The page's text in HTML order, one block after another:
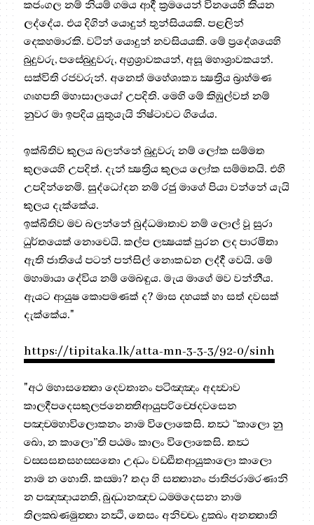
කජංගල නම් නියම් ගමය ආදී ක්‍රමයෙන් විනයෙහි කියන
ලද්දේය. එය දිගින් යොදුන් තුන්සියයකි. පළලින්
දෙකහමාරකි. වටින් යොදුන් නවසියයකි. මේ ප්‍රදේශයෙහි
බුදුවරු, පසේබුදුවරු, අග්‍රශ්‍රාවකයන්, අසූ මහාශ්‍රාවකයන්.
සක්විති රජවරුන්. අනෙත් මහේශාක්‍ය ක්‍ෂත්‍රිය බ්‍රාහ්මණ
ගෘහපති මහාසාලයෝ උපදිති. මෙහි මේ කිඹුල්වත් නම්
නුවර මා ඉපදිය යුතුයැයි නිෂ්ටාවට ගියේය.
ඉක්බිතිව කුලය බලන්නේ බුදුවරු නම් ලෝක සම්මත
කුලයෙහි උපදිත්. දැන් ක්‍ෂත්‍රිය කුලය ලෝක සම්මතයි. එහි
උපදින්නෙමි. සුද්ධෝදන නම් රජු මාගේ පියා වන්නේ යැයි
කුලය දැක්කේය.
ඉක්බිතිව මව බලන්නේ බුද්ධමාතාව නම් ලොල් වූ සුරා
ධුර්තයෙක් නොවෙයි. කල්ප ලක්‍ෂයක් පුරන ලද පාරමිතා
ඇති ජාතියේ පටන් පන්සිල් නොකඩන ලද්දී වෙයි. මේ
මහාමායා දේවිය නම් මෙබඳුය. මැය මාගේ මව වන්නීය.
ඇයට ආයුෂ කොපමණක් ද? මාස දහයක් හා සත් දවසක්
දැක්කේය."
https://tipitaka.lk/atta-mn-3-3-3/92-0/sinh
"අථ මහාසත‍්තො දෙවතානං පටිඤ‍්ඤං අදත්‍වාව
කාලදීපදෙසකුලජනෙත‍්තිආයුපරිච‍්ඡෙදවසෙන
පඤ‍්චමහාවිලොකනං නාම විලොකෙසි. තත්‍ථ “කාලො නු
ඛො, න කාලො”ති පඨමං කාලං විලොකෙසි. තත්‍ථ
වස‍්සසතසහස‍්සතො උද‍්ධං වඩ‍්ඪිතආයුකාලො කාලො
නාම න හොති. කස‍්මා? තදා හි සත‍්තානං ජාතිජරාමරණානි
න පඤ‍්ඤායන‍්ති, බුද‍්ධානඤ‍්ච ධම‍්මදෙසනා නාම
තිලක‍්ඛණමුත‍්තා නත්‍ථි, තෙසං අනිච‍්චං දුක‍්ඛං අනත‍්තාති